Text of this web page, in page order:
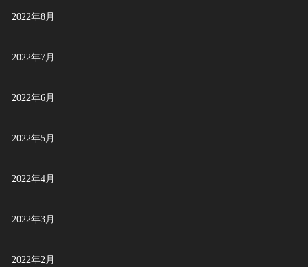
2022年8月
2022年7月
2022年6月
2022年5月
2022年4月
2022年3月
2022年2月